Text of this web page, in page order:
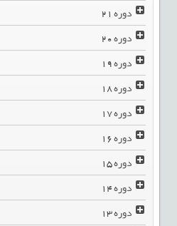
دوره21
دوره20
دوره19
دوره18
دوره17
دوره16
دوره15
دوره14
دوره13